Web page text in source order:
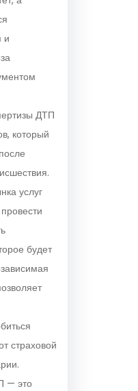
и
ДТП
который
услуг
будет
страховой
— это